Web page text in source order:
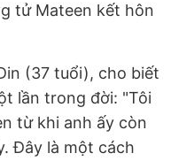
tử Mateen kết hôn
(37 tuổi), cho biết
lần trong đời: "Tôi
từ khi anh ấy còn
Đây là một cách